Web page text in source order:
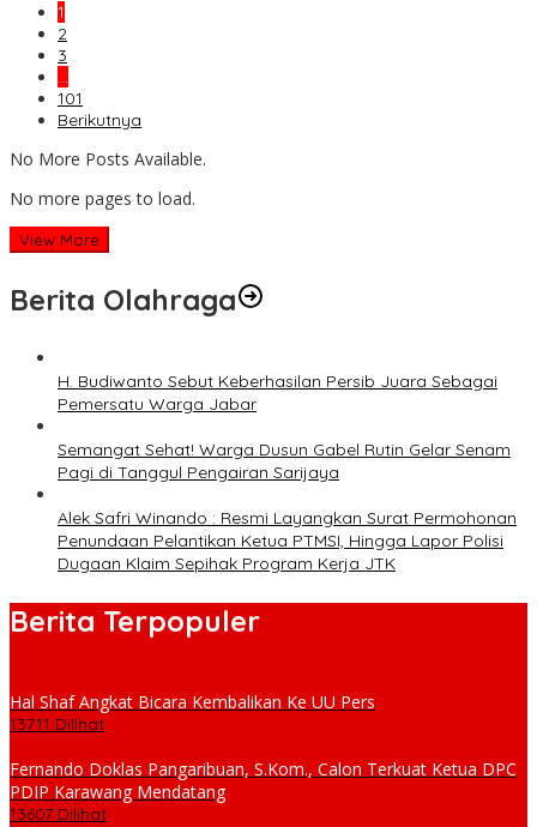
1
2
3
…
101
Berikutnya
No More Posts Available.
No more pages to load.
View More
Berita Olahraga
H. Budiwanto Sebut Keberhasilan Persib Juara Sebagai
Pemersatu Warga Jabar
Semangat Sehat! Warga Dusun Gabel Rutin Gelar Senam
Pagi di Tanggul Pengairan Sarijaya
Alek Safri Winando : Resmi Layangkan Surat Permohonan
Penundaan Pelantikan Ketua PTMSI, Hingga Lapor Polisi
Dugaan Klaim Sepihak Program Kerja JTK
Berita Terpopuler
Hal Shaf Angkat Bicara Kembalikan Ke UU Pers
13711 Dilihat
Fernando Doklas Pangaribuan, S.Kom., Calon Terkuat Ketua DPC
PDIP Karawang Mendatang
13607 Dilihat